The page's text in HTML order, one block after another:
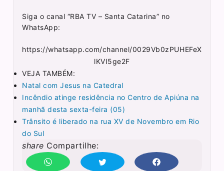
Siga o canal “RBA TV – Santa Catarina” no
WhatsApp:
https://whatsapp.com/channel/0029Vb0zPUHEFeX
lKVI5ge2F
VEJA TAMBÉM:
Natal com Jesus na Catedral
Incêndio atinge residência no Centro de Apiúna na
manhã desta sexta-feira (05)
Trânsito é liberado na rua XV de Novembro em Rio
do Sul
share Compartilhe: